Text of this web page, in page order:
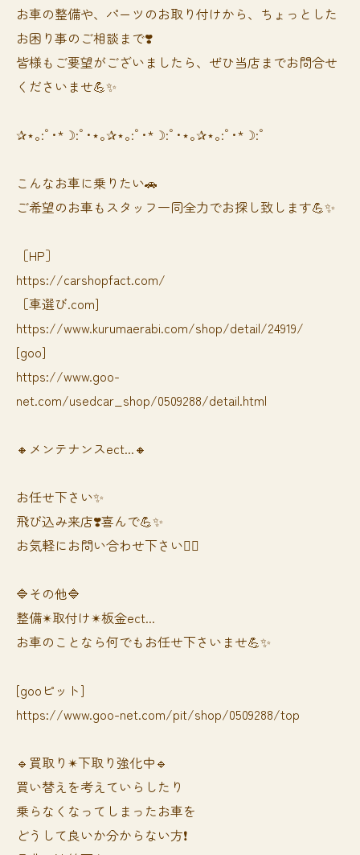
お車の整備や、パーツのお取り付けから、ちょっとした
お困り事のご相談まで❣️
皆様もご要望がございましたら、ぜひ当店までお問合せ
くださいませ💪✨
✰⋆｡:ﾟ･*☽:ﾟ･⋆｡✰⋆｡:ﾟ･*☽:ﾟ･⋆｡✰⋆｡:ﾟ･*☽:ﾟ
⁡⁡⁡こんなお車に乗りたい🚗
ご希望のお車もスタッフ一同全力でお探し致します💪✨
［HP］
https://carshopfact.com/
［車選び.com]
https://www.kurumaerabi.com/shop/detail/24919/
[goo]
https://www.goo-
net.com/usedcar_shop/0509288/detail.html
🔸メンテナンスect...🔸
お任せ下さい✨
飛び込み来店❣️喜んで💪✨
お気軽にお問い合わせ下さい🙆‍♀️
🔷その他🔷
整備✴︎取付け✴︎板金ect...
お車のことなら何でもお任せ下さいませ💪✨
[gooピット]
https://www.goo-net.com/pit/shop/0509288/top
🔹買取り✴︎下取り強化中🔹
買い替えを考えていらしたり
乗らなくなってしまったお車を
どうして良いか分からない方❗️